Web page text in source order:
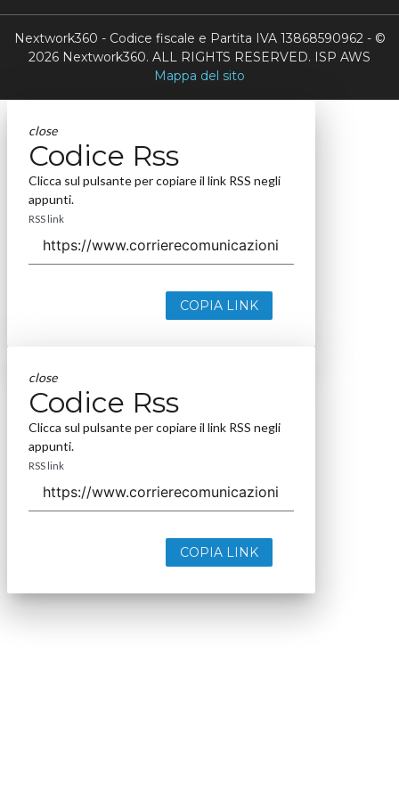
Nextwork360 - Codice fiscale e Partita IVA 13868590962 - ©
2026 Nextwork360. ALL RIGHTS RESERVED. ISP AWS
Mappa del sito
close
Codice Rss
Clicca sul pulsante per copiare il link RSS negli
appunti.
RSS link
COPIA LINK
close
Codice Rss
Clicca sul pulsante per copiare il link RSS negli
appunti.
RSS link
COPIA LINK